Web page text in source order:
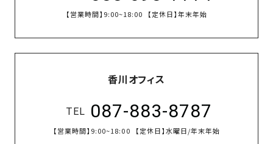
【営業時間】 9:00~18:00 【定休日】年末年始
香川オフィス
TEL 087-883-8787
【営業時間】 9:00~18:00 【定休日】水曜日/年末年始